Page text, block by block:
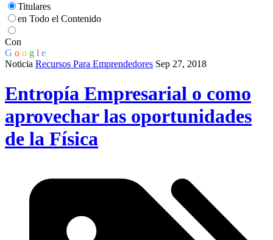
Titulares
en Todo el Contenido
Con
G o o g l e
Noticia Recursos Para Emprendedores Sep 27, 2018
Entropía Empresarial o como
aprovechar las oportunidades
de la Física